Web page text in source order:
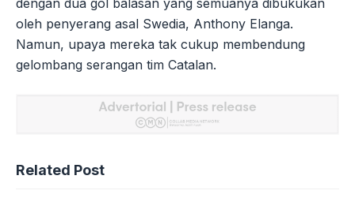
dengan dua gol balasan yang semuanya dibukukan
oleh penyerang asal Swedia, Anthony Elanga.
Namun, upaya mereka tak cukup membendung
gelombang serangan tim Catalan.
Related Post